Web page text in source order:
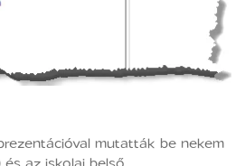
mutatták be nekem